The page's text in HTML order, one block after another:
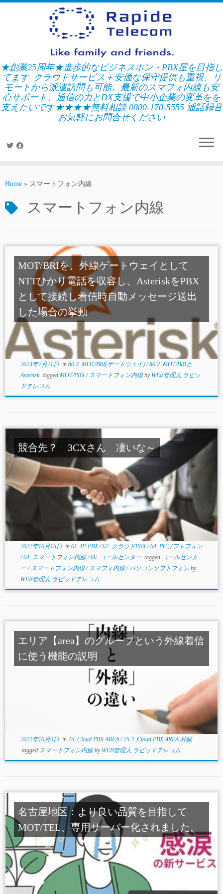
Skip
★創業25周年★進歩的なビジネスホン・PBX屋を目指し
てます_クラウドサービス＋安価な保守提供も重視、リ
モートから派遣訪問も可能。最新のスマフォ内線も安
心サポート、通信の力とDX支援で中小企業の変革をを
支えたいです★★★★無料相談 0800-170-5555 通話録音
お気軽にお問合せください
Home » スマートフォン内線
スマートフォン内線
MOT/BRIを、外線ゲートウェイとして
NTTひかり電話を収容し、AsteriskをPBX
として接続し着信時自動メッセージ送出
した場合の挙動
2023年7月21日in 80.2_MOT/BRI(ゲートウェイ)/80.2_MOT/BRIと
Asterisk tagged MOT/PBX/ スマートフォン内線by WEB管理人 ラピッ
ドテレコム
競合先？ 3CXさん 凄いな～
2022年10月15日in 61_IP-PBX/62_クラウドPBX/64_PCソフトフォン
/64_スマートフォン内線/66_コールセンター tagged コールセンタ
ー/ スマートフォン内線/ スマフォ内線/パソコンソフトフォン by
WEB管理人 ラピッドテレコム
エリア【area】のグループという外線着信
に使う機能の説明
2022年10月9日in 75_Cloud PBX AREA/ 75.3_Cloud PBX AREA 外線
tagged スマートフォン内線by WEB管理人 ラピッドテレコム
名古屋地区：より良い品質を目指して
MOT/TEL、専用サーバー化されました。